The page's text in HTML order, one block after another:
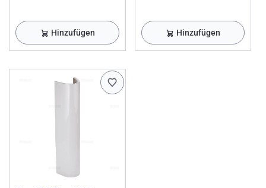
Hinzufügen Hinzufügen